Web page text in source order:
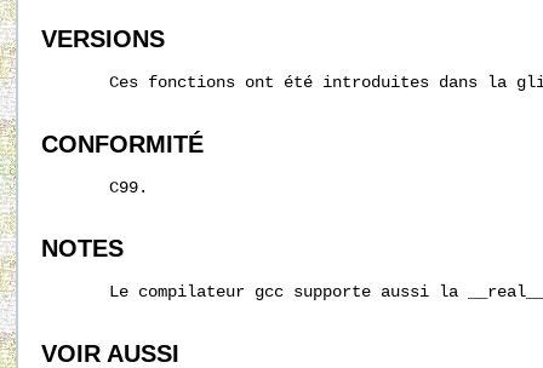
VERSIONS
Ces fonctions ont été introduites dans la
CONFORMITÉ
       C99.
NOTES
Le compilateur gcc supporte aussi la
VOIR AUSSI